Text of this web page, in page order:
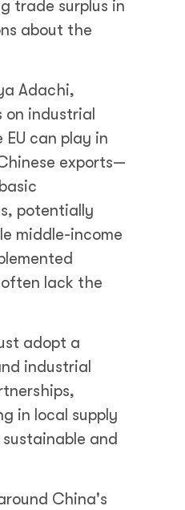
trade surplus in
about the
Adachi,
on industrial
can play in
exports—
potentially
middle-income
lack the
adopt a
industrial
in local supply
and
China's